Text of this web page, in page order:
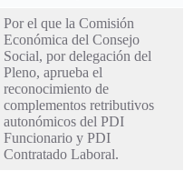
Por el que la Comisión
Económica del Consejo
Social, por delegación del
Pleno, aprueba el
reconocimiento de
complementos retributivos
autonómicos del PDI
Funcionario y PDI
Contratado Laboral.